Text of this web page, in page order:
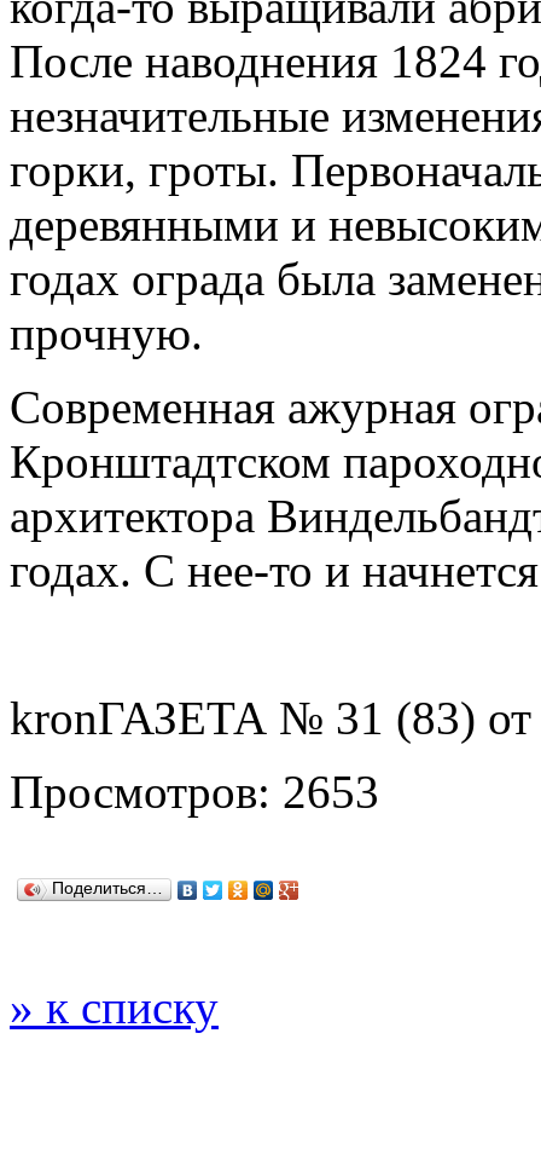
После наводнения 1824
незначительные
горки, гроты.
деревянными и
годах ограда была
прочную.
Современная ажурная
Кронштадтском
архитектора
годах. С нее-то и
kronГАЗЕТА № 31 (83) от
Просмотров: 2653
Поделиться…
» к списку